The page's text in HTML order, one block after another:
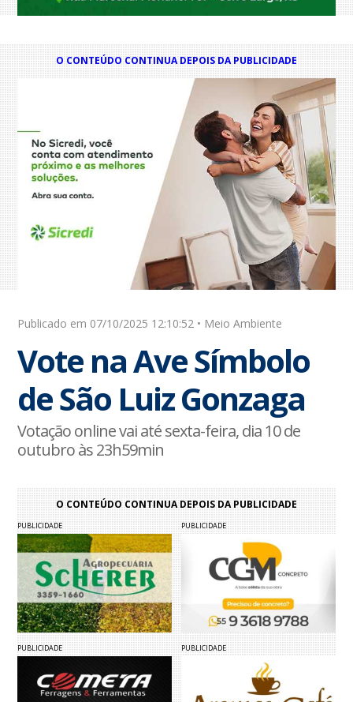
O CONTEÚDO CONTINUA DEPOIS DA PUBLICIDADE
Publicado em 07/10/2025 12:10:52 • Meio Ambiente
Vote na Ave Símbolo
de São Luiz Gonzaga
Votação online vai até sexta-feira, dia 10 de
outubro às 23h59min
O CONTEÚDO CONTINUA DEPOIS DA PUBLICIDADE
PUBLICIDADE PUBLICIDADE
PUBLICIDADE PUBLICIDADE